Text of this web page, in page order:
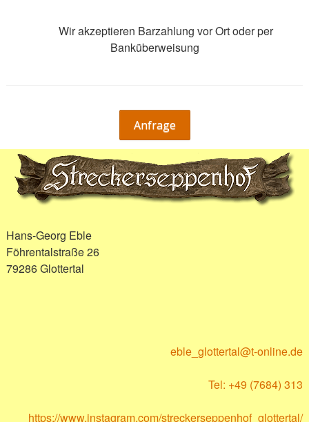
Wir akzeptieren Barzahlung vor Ort oder per
Banküberweisung
Anfrage
Hans-Georg Eble
Föhrentalstraße 26
79286 Glottertal
eble_glottertal@t-online.de
Tel: +49 (7684) 313
https://www.instagram.com/streckerseppenhof_glottertal/